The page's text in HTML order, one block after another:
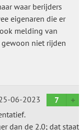
waar berijders
eigenaren die er
melding van
niet rijden
06-2023
7
dan de 2.0; dat staat